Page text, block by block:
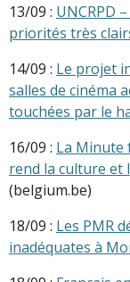
13/09 : UNCRPD
priorités très
14/09 : Le projet
salles de cinéma
touchées par le
16/09 : La Minute
rend la culture et
(belgium.be)
18/09 : Les PMR
inadéquates à